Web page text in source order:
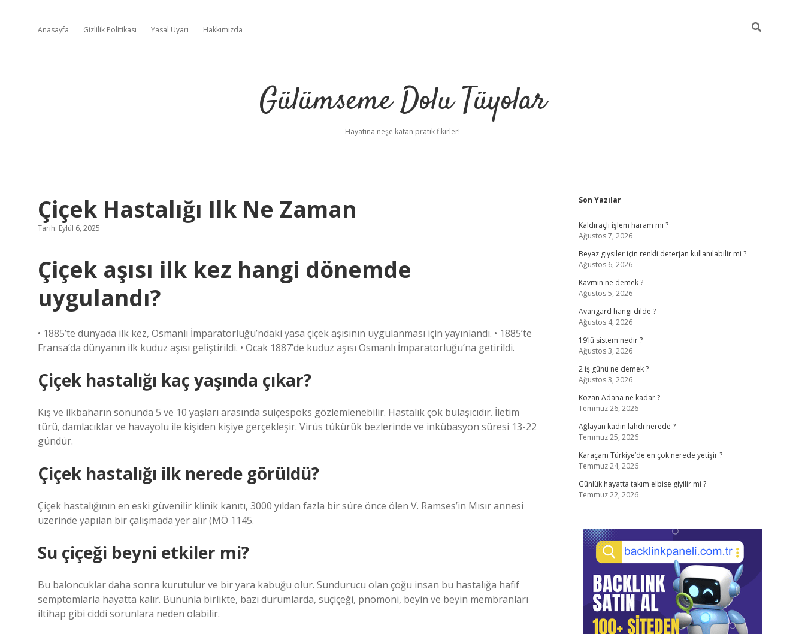
Anasayfa Gizlilik Politikası Yasal Uyarı Hakkımızda
Gülümseme Dolu Tüyolar
Hayatına neşe katan pratik fikirler!
Çiçek Hastalığı Ilk Ne Zaman
Tarih: Eylül 6, 2025
Çiçek aşısı ilk kez hangi dönemde
uygulandı?
• 1885’te dünyada ilk kez, Osmanlı İmparatorluğu’ndaki yasa çiçek aşısının uygulanması için yayınlandı. • 1885’te
Fransa’da dünyanın ilk kuduz aşısı geliştirildi. • Ocak 1887’de kuduz aşısı Osmanlı İmparatorluğu’na getirildi.
Çiçek hastalığı kaç yaşında çıkar?
Kış ve ilkbaharın sonunda 5 ve 10 yaşları arasında suiçespoks gözlemlenebilir. Hastalık çok bulaşıcıdır. İletim
türü, damlacıklar ve havayolu ile kişiden kişiye gerçekleşir. Virüs tükürük bezlerinde ve inkübasyon süresi 13-22
gündür.
Çiçek hastalığı ilk nerede görüldü?
Çiçek hastalığının en eski güvenilir klinik kanıtı, 3000 yıldan fazla bir süre önce ölen V. Ramses’in Mısır annesi
üzerinde yapılan bir çalışmada yer alır (MÖ 1145.
Su çiçeği beyni etkiler mi?
Bu baloncuklar daha sonra kurutulur ve bir yara kabuğu olur. Sundurucu olan çoğu insan bu hastalığa hafif
semptomlarla hayatta kalır. Bununla birlikte, bazı durumlarda, suçiçeği, pnömoni, beyin ve beyin membranları
iltihap gibi ciddi sorunlara neden olabilir.
Sidebar
Son Yazılar
Kaldıraçlı işlem haram mı ?
Ağustos 7, 2026
Beyaz giysiler için renkli deterjan kullanılabilir mi ?
Ağustos 6, 2026
Kavmin ne demek ?
Ağustos 5, 2026
Avangard hangi dilde ?
Ağustos 4, 2026
19’lü sistem nedir ?
Ağustos 3, 2026
2 iş günü ne demek ?
Ağustos 3, 2026
Kozan Adana ne kadar ?
Temmuz 26, 2026
Ağlayan kadın lahdi nerede ?
Temmuz 25, 2026
Karaçam Türkiye’de en çok nerede yetişir ?
Temmuz 24, 2026
Günlük hayatta takım elbise giyilir mi ?
Temmuz 22, 2026
ilbet yeni giriş